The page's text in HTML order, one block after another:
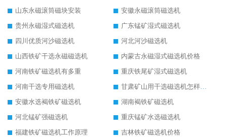
山东永磁滚筒磁块安装
安徽永磁滚筒磁选机
贵州永磁湿式磁选机
广东锰矿湿式磁选机
四川优质河沙磁选机
河北河沙磁选机
山西铁矿干选永磁磁选机
内蒙古永磁湿式磁选机价格
河南铁矿磁选机有多重
重庆铁尾矿湿式磁选机
河南干选专用磁选机
甘肃矿山用干选磁选机怎样调磁
安徽水选褐铁矿磁选机
湖南褐铁矿磁选机
河北锰矿强磁选机
重庆锰矿水选磁选机
福建铁矿磁选机工作原理
吉林铁矿磁选机价格